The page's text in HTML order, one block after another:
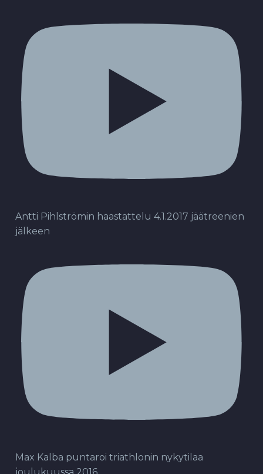
Antti Pihlströmin haastattelu 4.1.2017 jäätreenien
jälkeen
Max Kalba puntaroi triathlonin nykytilaa
joulukuussa 2016